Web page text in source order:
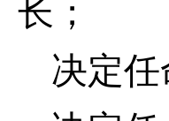
长；
决定